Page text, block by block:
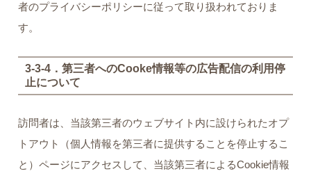
者のプライバシーポリシーに従って取り扱われておりま
す。
3-3-4．第三者へのCooke情報等の広告配信の利用停
止について
訪問者は、当該第三者のウェブサイト内に設けられたオプ
トアウト（個人情報を第三者に提供することを停止するこ
と）ページにアクセスして、当該第三者によるCookie情報